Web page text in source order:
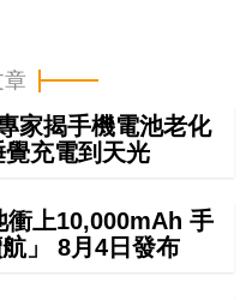
家揭手機電池老化
充電到天光
上10,000mAh 手
」 8月4日發布